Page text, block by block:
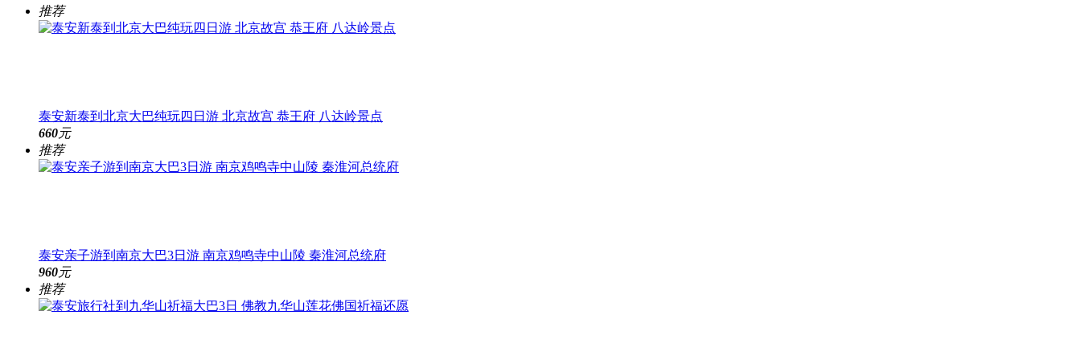
推荐
泰安新泰到北京大巴纯玩四日游 北京故宫 恭王府 八达岭景点
660元
推荐
泰安亲子游到南京大巴3日游 南京鸡鸣寺中山陵 秦淮河总统府
960元
推荐